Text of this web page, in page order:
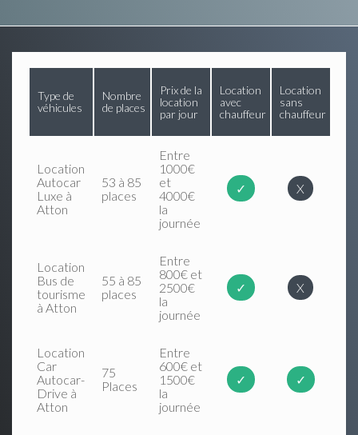
Type de
véhicules
Nombre
de places
Prix de la
location
par jour
Location
avec
chauffeur
Location
sans
chauffeur
Location
Autocar
Luxe à
Atton
53 à 85
places
Entre
1000€
et
4000€
la
journée
✓ X
Location
Bus de
tourisme
à Atton
55 à 85
places
Entre
800€ et
2500€
la
journée
✓ X
Location
Car
Autocar-
Drive à
Atton
75
Places
Entre
600€ et
1500€
la
journée
✓ ✓